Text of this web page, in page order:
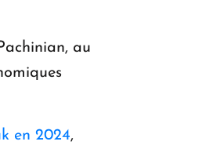
au
en 2024,